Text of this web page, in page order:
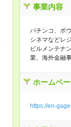
事業内容
パチンコ、ボ
シネマなどレ
ビルメンテナ
業、海外金融
ホームペ
https://en-